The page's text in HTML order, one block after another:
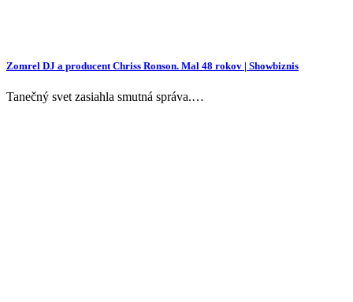
Zomrel DJ a producent Chriss Ronson. Mal 48 rokov | Showbiznis
Tanečný svet zasiahla smutná správa.…